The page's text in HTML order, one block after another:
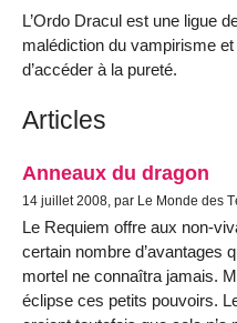
L’Ordo Dracul est une ligue
malédiction du vampirisme
d’accéder à la pureté.
Articles
Anneaux du dragon
14 juillet 2008, par Le Monde des
Le Requiem offre aux non-
certain nombre d’avantages
mortel ne connaîtra jamais.
éclipse ces petits pouvoirs.